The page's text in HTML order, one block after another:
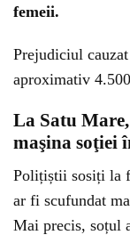
femeii.
Prejudiciul
aproximativ
La Satu
maşina soţiei
Polițiștii sosiți la
ar fi scufundat
Mai precis, soțul